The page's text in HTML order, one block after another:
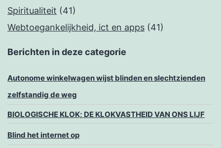
Spiritualiteit (41)
Webtoegankelijkheid, ict en apps (41)
Berichten in deze categorie
Autonome winkelwagen wijst blinden en slechtzienden
zelfstandig de weg
BIOLOGISCHE KLOK; DE KLOKVASTHEID VAN ONS LIJF
Blind het internet op